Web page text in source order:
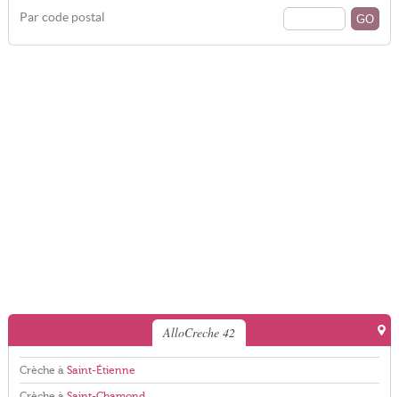
Par code postal
AlloCreche 42
Crèche à Saint-Étienne